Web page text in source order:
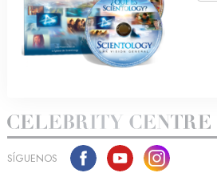
SÍGUENOS